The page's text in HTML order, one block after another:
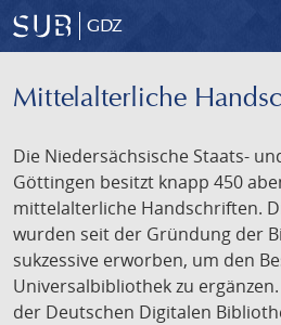
GDZ
Mittelalterliche
Die Niedersächsische Staats-
Göttingen besitzt knapp 450
mittelalterliche Handschriften.
wurden seit der Gründung der
sukzessive erworben, um den
Universalbibliothek zu
der Deutschen Digitalen